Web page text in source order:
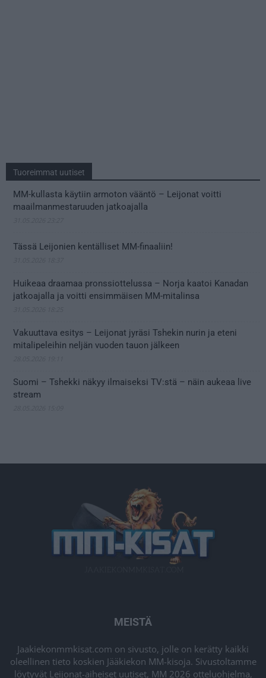
Tuoreimmat uutiset
MM-kullasta käytiin armoton vääntö – Leijonat voitti
maailmanmestaruuden jatkoajalla
Tässä Leijonien kentälliset MM-finaaliin!
Huikeaa draamaa pronssiottelussa – Norja kaatoi Kanadan
jatkoajalla ja voitti ensimmäisen MM-mitalinsa
Vakuuttava esitys – Leijonat jyräsi Tshekin nurin ja eteni
mitalipeleihin neljän vuoden tauon jälkeen
Suomi – Tshekki näkyy ilmaiseksi TV:stä – näin aukeaa live
stream
MEISTÄ
Jaakiekonmmkisat.com on sivusto, jolle on kerätty kaikki
oleellinen tieto koskien Jääkiekon MM-kisoja. Sivustoltamme
löytyvät Leijonat-aiheiset uutiset, MM 2026 otteluohjelma,